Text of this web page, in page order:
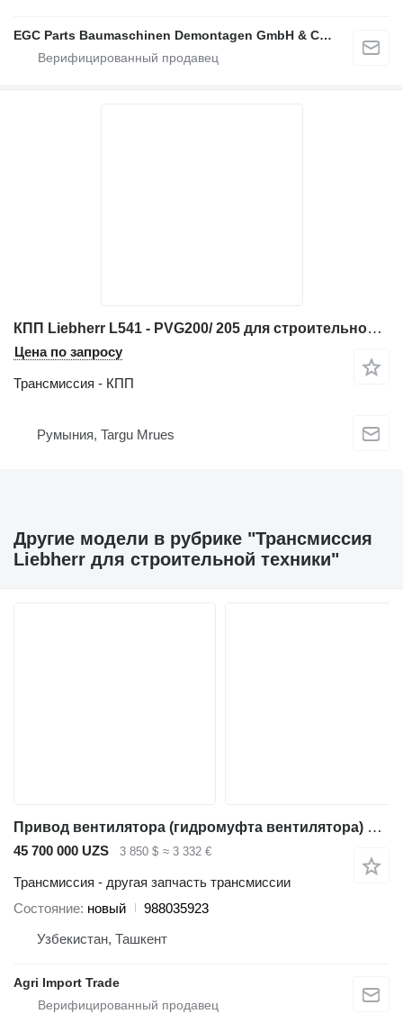
EGC Parts Baumaschinen Demontagen GmbH & Co. KG
КПП Liebherr L541 - PVG200/ 205 для строительной техники
Цена по запросу
Трансмиссия - КПП
Румыния, Targu Mrues
Другие модели в рубрике "Трансмиссия
Liebherr для строительной техники"
Привод вентилятора (гидромуфта вентилятора) LIEBHERR Liebherr 988035923 для автокрана Liebherr
45 700 000 UZS 3 850 $ ≈ 3 332 €
Трансмиссия - другая запчасть трансмиссии
Состояние новый
988035923
Узбекистан, Ташкент
Agri Import Trade